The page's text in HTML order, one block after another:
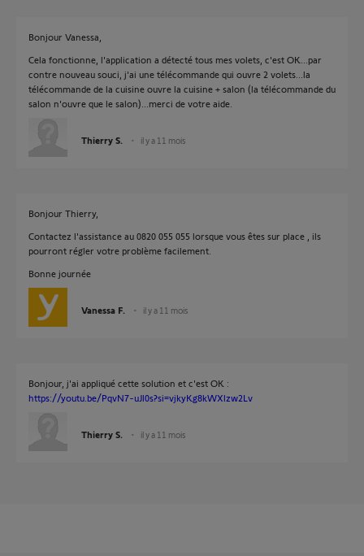
Bonjour Vanessa,
Cela fonctionne, l'application a détecté tous mes volets, c'est OK...par
contre nouveau souci, j'ai une télécommande qui ouvre 2 volets...la
télécommande de la cuisine ouvre la cuisine + salon (la télécommande du
salon n'ouvre que le salon)...merci de votre aide.
Thierry S. il y a 11 mois
Bonjour Thierry,
Contactez l'assistance au 0820 055 055 lorsque vous êtes sur place , ils
pourront régler votre problème facilement.
Bonne journée
Vanessa F. il y a 11 mois
Bonjour, j'ai appliqué cette solution et c'est OK :
https://youtu.be/PqvN7-uJl0s?si=vjkyKg8kWXlzw2Lv
Thierry S. il y a 11 mois